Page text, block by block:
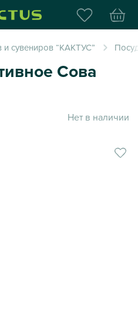
Интернет-магазин
и сувениров “КАКТУС”
Сова
Нет в наличии